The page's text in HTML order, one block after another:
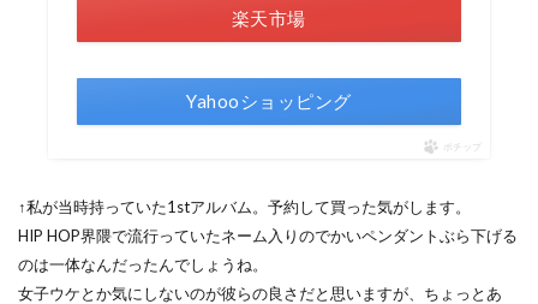
楽天市場
Yahooショッピング
ポチップ
↑私が当時持っていた1stアルバム。予約して買った気がします。
HIP HOP界隈で流行っていたネーム入りのでかいペンダントぶら下げる
のは一体なんだったんでしょうね。
女子ウケとか気にしないのが彼らの良さだと思いますが、ちょっとあ